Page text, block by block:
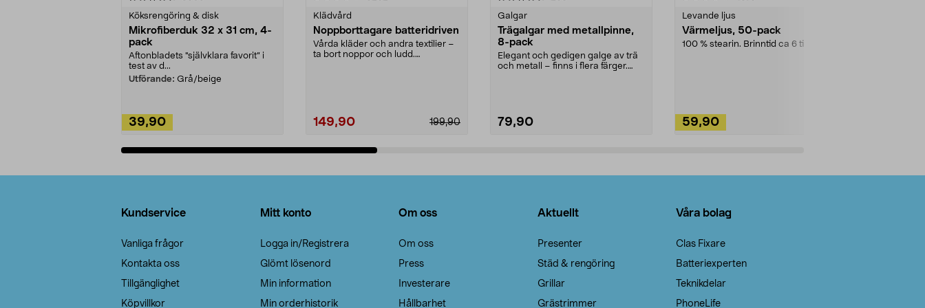
Köksrengöring & disk
Mikrofiberduk 32 x 31 cm, 4-
pack
Aftonbladets "självklara favorit” i
test av d...
Utförande: Grå/beige
39,90
Klädvård
Noppborttagare batteridriven
Vårda kläder och andra textilier –
ta bort noppor och ludd.
199,90
149,90
Galgar
Trägalgar med metallpinne,
8-pack
Elegant och gedigen galge av trä
och metall – finns i flera färger.
79,90
Levande ljus
Värmeljus, 50-pack
100 % stearin. Brinntid ca 6 tim.
59,90
Kundservice
Vanliga frågor
Kontakta oss
Tillgänglighet
Köpvillkor
Mitt konto
Logga in/Registrera
Glömt lösenord
Min information
Min orderhistorik
Om oss
Om oss
Press
Investerare
Hållbarhet
Aktuellt
Presenter
Städ & rengöring
Grillar
Grästrimmer
Våra bolag
Clas Fixare
Batteriexperten
Teknikdelar
PhoneLife